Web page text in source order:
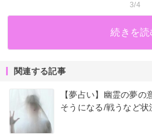
3/4
続きを読
関連する記事
【夢占い】幽霊の夢
そうになる/戦うなど状